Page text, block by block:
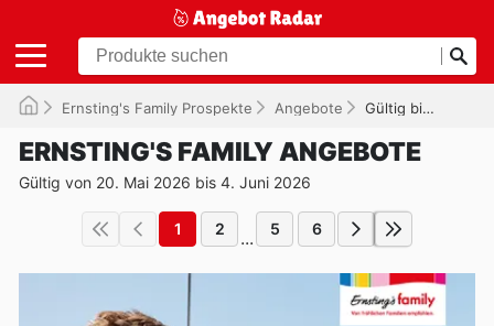
Ernsting's Family Prospekte Angebote Gültig bis 04.06.2026
ERNSTING'S FAMILY ANGEBOTE
Gültig von 20. Mai 2026 bis 4. Juni 2026
1 2 ... 5 6